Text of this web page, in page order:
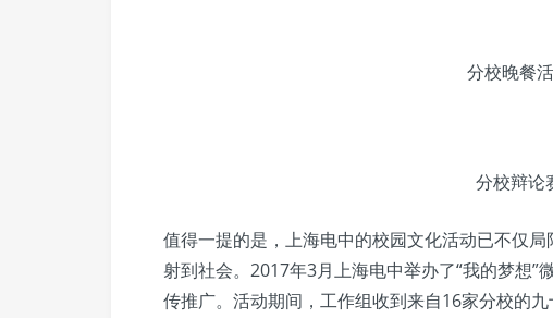
分校晚餐
分校辩论
值得一提的是，上海电中的校园文化活动已不仅
射到社会。2017年3月上海电中举办了“我的梦想
传推广。活动期间，工作组收到来自16家分校的